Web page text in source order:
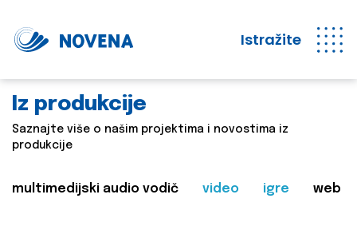
Istražite
Iz produkcije
Saznajte više o našim projektima i novostima iz
produkcije
multimedijski audio vodič video igre web